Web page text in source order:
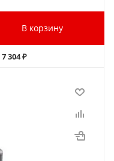
В корзину
7 304 ₽